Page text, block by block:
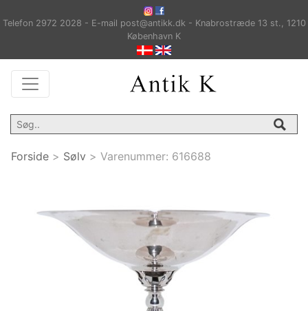
Telefon 2972 2028 - E-mail post@antikk.dk - Knabrostræde 13 st., 1210
København K
Forside > Sølv > Varenummer: 616688